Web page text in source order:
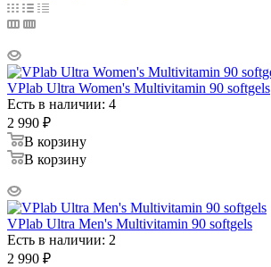
VPlab Ultra Women's Multivitamin 90 softgels
Есть в наличии: 4
2 990 ₽
В корзину
В корзину
VPlab Ultra Men's Multivitamin 90 softgels
Есть в наличии: 2
2 990 ₽